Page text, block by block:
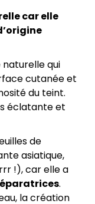
car elle
naturelle qui
cutanée et
du teint.
éclatante et
de
asiatique,
!), car elle a
.
la création